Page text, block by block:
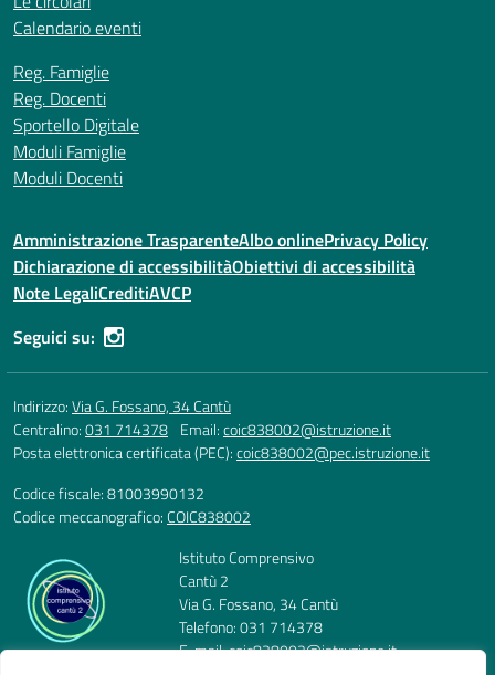
Calendario eventi
Reg. Famiglie
Reg. Docenti
Sportello Digitale
Moduli Famiglie
Moduli Docenti
Amministrazione TrasparenteAlbo onlinePrivacy Policy
Dichiarazione di accessibilitàObiettivi di accessibilità
Note LegaliCreditiAVCP
Seguici su:
Indirizzo:Via G. Fossano, 34 Cantù
Centralino:031 714378 Email:coic838002@istruzione.it
Posta elettronica certificata (PEC):coic838002@pec.istruzione.it
Codice fiscale: 81003990132
Codice meccanografico:COIC838002
Istituto Comprensivo
Cantù 2
Via G. Fossano, 34 Cantù
Telefono: 031 714378
E-mail: coic838002@istruzione.it